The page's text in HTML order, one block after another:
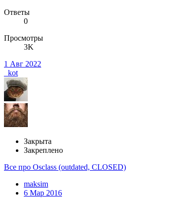
Ответы
0
Просмотры
3K
1 Авг 2022
_kot
Закрыта
Закреплено
Все про Osclass (outdated, CLOSED)
maksim
6 Мар 2016